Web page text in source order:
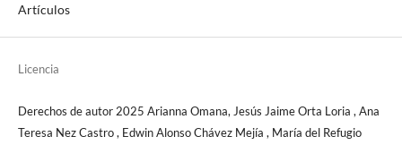
Artículos
Licencia
Derechos de autor 2025 Arianna Omana, Jesús Jaime Orta Loria , Ana
Teresa Nez Castro , Edwin Alonso Chávez Mejía , María del Refugio